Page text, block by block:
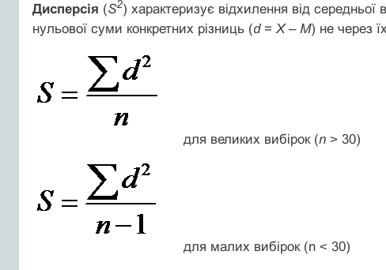
Дисперсія (S2) характеризує відхилення від
нульової суми конкретних різниць (d= X– М) не через
для великих вибірок (n˃ 30)
для малих вибірок (n ˂ 30)